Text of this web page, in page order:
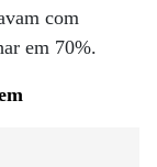
com
em 70%.